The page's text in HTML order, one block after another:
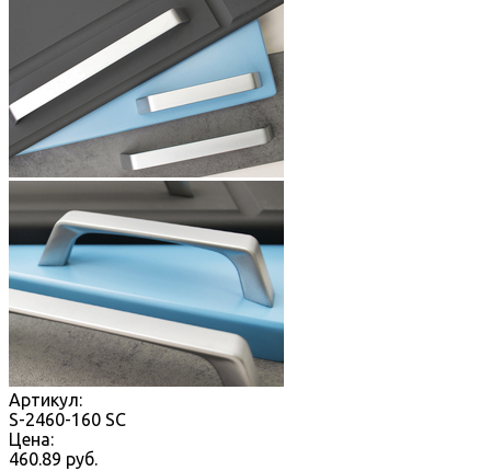
Артикул:
S-2460-160 SC
Цена:
460.89 руб.